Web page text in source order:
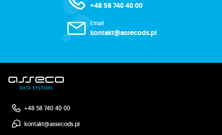
+48 58 740 40 00
Email
kontakt@assecods.pl
+48 58 740 40 00
kontakt@assecods.pl